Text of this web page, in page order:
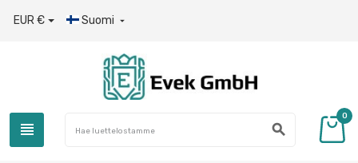
EUR € Suomi 
view_headline search
0